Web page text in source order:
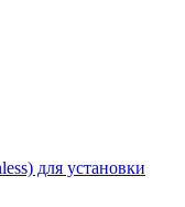
для установки